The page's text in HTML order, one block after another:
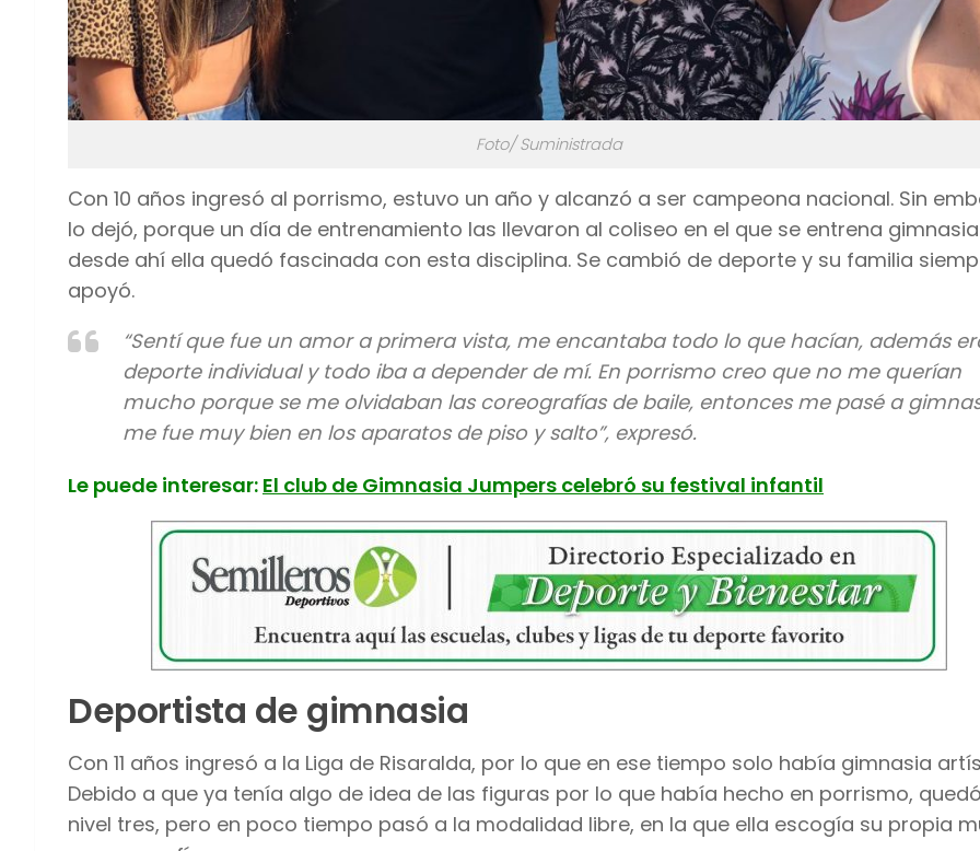
Foto/ Suministrada
Con 10 años ingresó al porrismo, estuvo un año y alcanzó a ser campeona nacional. Sin
lo dejó, porque un día de entrenamiento las llevaron al coliseo en el que se entrena
desde ahí ella quedó fascinada con esta disciplina. Se cambió de deporte y su familia
apoyó.
“Sentí que fue un amor a primera vista, me encantaba todo lo que hacían, además
deporte individual y todo iba a depender de mí. En porrismo creo que no me querían
mucho porque se me olvidaban las coreografías de baile, entonces me pasé a
me fue muy bien en los aparatos de piso y salto”, expresó.
Le puede interesar: El club de Gimnasia Jumpers celebró su festival infantil
Deportista de gimnasia
Con 11 años ingresó a la Liga de Risaralda, por lo que en ese tiempo solo había gimnasia
Debido a que ya tenía algo de idea de las figuras por lo que había hecho en porrismo,
nivel tres, pero en poco tiempo pasó a la modalidad libre, en la que ella escogía su propia